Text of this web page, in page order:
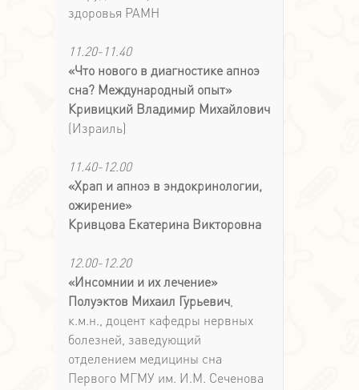
здоровья РАМН
11.20-11.40
«Что нового в диагностике апноэ
сна? Международный опыт»
Кривицкий Владимир Михайлович
(Израиль)
11.40-12.00
«Храп и апноэ в эндокринологии,
ожирение»
Кривцова Екатерина Викторовна
12.00-12.20
«Инсомнии и их лечение»
Полуэктов Михаил Гурьевич,
к.м.н., доцент кафедры нервных
болезней, заведующий
отделением медицины сна
Первого МГМУ им. И.М. Сеченова